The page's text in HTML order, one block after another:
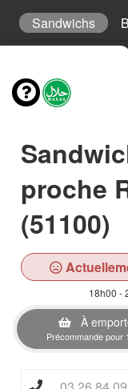
Sandwichs
proche
(51100)
18h00 -
À
Précommande pour